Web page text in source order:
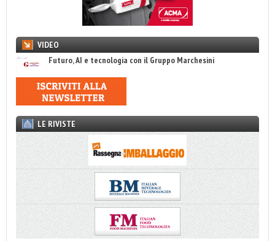
VIDEO
Futuro, AI e tecnologia con il Gruppo Marchesini
LE RIVISTE